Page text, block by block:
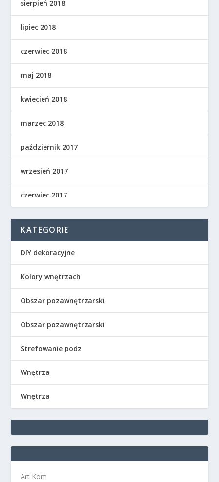
sierpień 2018
lipiec 2018
czerwiec 2018
maj 2018
kwiecień 2018
marzec 2018
październik 2017
wrzesień 2017
czerwiec 2017
KATEGORIE
DIY dekoracyjne
Kolory wnętrzach
Obszar pozawnętrzarski
Obszar pozawnętrzarski
Strefowanie podz
Wnętrza
Wnętrza
Art Kom